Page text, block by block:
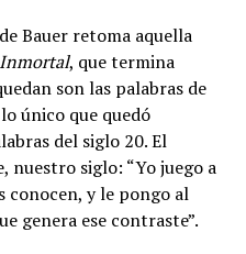
Bauer retoma aquella
, que termina
son las palabras de
único que quedó
del siglo 20. El
nuestro siglo: “Yo juego a
conocen, y le pongo al
genera ese contraste”.